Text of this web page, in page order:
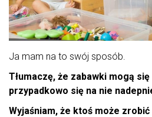
Ja mam na to swój sposób.
Tłumaczę, że zabawki mogą
przypadkowo się na nie
Wyjaśniam, że ktoś może